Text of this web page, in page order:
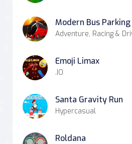
Modern Bus
Adventure, Racing &
Emoji Limax
.IO
Santa Gravity Run
Hypercasual
Roldana